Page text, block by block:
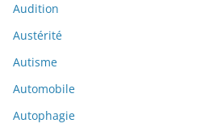
Audition
Austérité
Autisme
Automobile
Autophagie